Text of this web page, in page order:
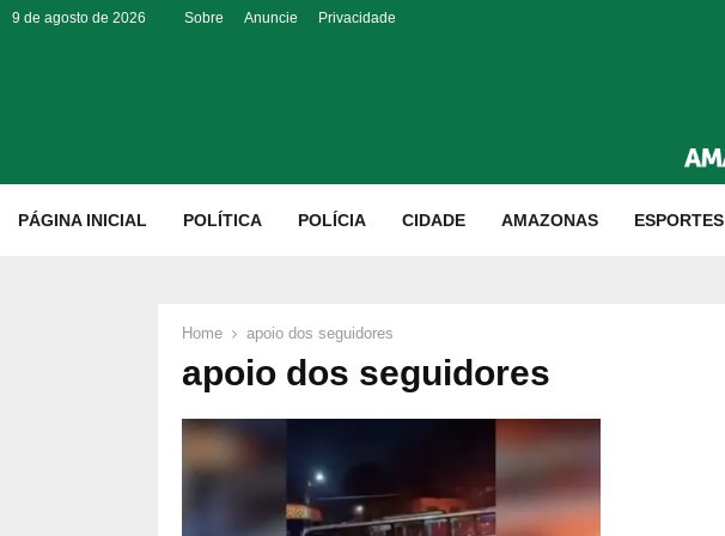
9 de agosto de 2026 Sobre Anuncie Privacidade
PÁGINA INICIAL POLÍTICA POLÍCIA CIDADE AMAZONAS ESPORTES
Home apoio dos seguidores
apoio dos seguidores